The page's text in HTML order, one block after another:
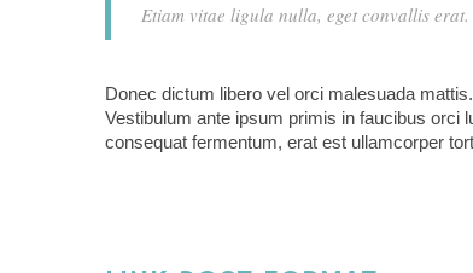
Etiam vitae ligula nulla, eget convallis
Donec dictum libero vel orci malesuada
Vestibulum ante ipsum primis in faucibus orci
consequat fermentum, erat est ullamcorper